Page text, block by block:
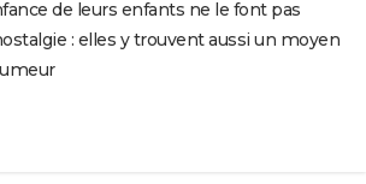
de leurs enfants ne le font pas
: elles y trouvent aussi un moyen